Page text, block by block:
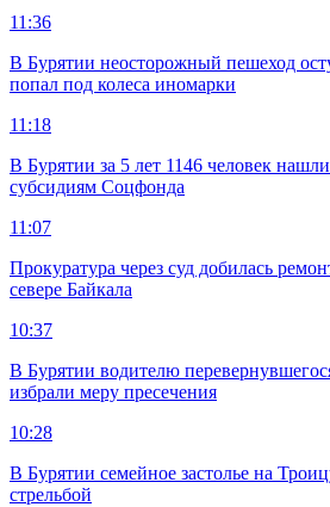
11:36
В Бурятии неосторожный пешеход
попал под колеса иномарки
11:18
В Бурятии за 5 лет 1146 человек
субсидиям Соцфонда
11:07
Прокуратура через суд добилась
севере Байкала
10:37
В Бурятии водителю
избрали меру пресечения
10:28
В Бурятии семейное застолье на
стрельбой